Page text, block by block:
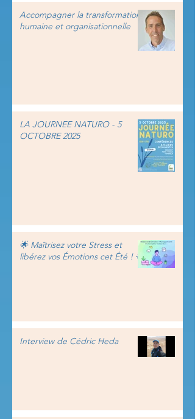
Accompagner la transformation
humaine et organisationnelle
LA JOURNEE NATURO - 5
OCTOBRE 2025
🌟 Maîtrisez votre Stress et
libérez vos Émotions cet Été ! 🌟
Interview de Cédric Heda